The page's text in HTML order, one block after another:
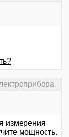
измерения
мощность.